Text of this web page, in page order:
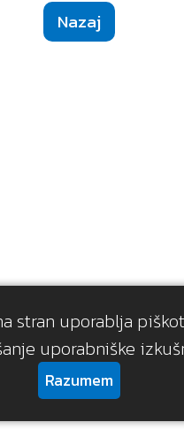
stran uporablja
uporabniške
Razumem
Nazaj